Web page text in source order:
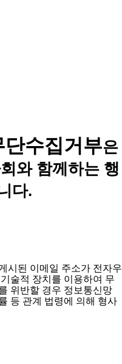
단수집거부은
와 함께하는 행
다.
시된 이메일 주소가 전자우
술적 장치를 이용하여 무
위반할 경우 정보통신망
등 관계 법령에 의해 형사